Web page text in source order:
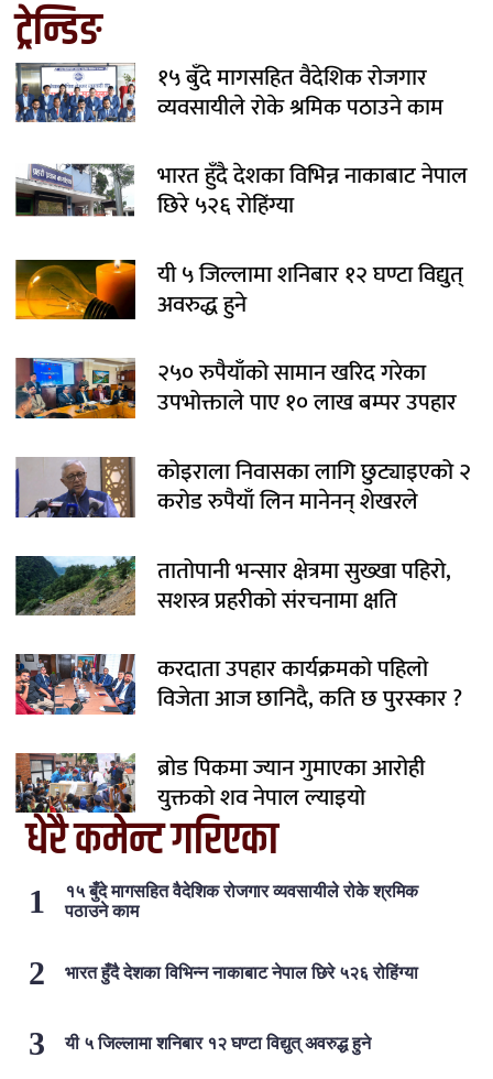
ट्रेन्डिङ
१५ बुँदे मागसहित वैदेशिक रोजगार
व्यवसायीले रोके श्रमिक पठाउने काम
भारत हुँदै देशका विभिन्न नाकाबाट नेपाल
छिरे ५२६ रोहिंग्या
यी ५ जिल्लामा शनिबार १२ घण्टा विद्युत्
अवरुद्ध हुने
२५० रुपैयाँको सामान खरिद गरेका
उपभोक्ताले पाए १० लाख बम्पर उपहार
कोइराला निवासका लागि छुट्याइएको २
करोड रुपैयाँ लिन मानेनन् शेखरले
तातोपानी भन्सार क्षेत्रमा सुख्खा पहिरो,
सशस्त्र प्रहरीको संरचनामा क्षति
करदाता उपहार कार्यक्रमको पहिलो
विजेता आज छानिदै, कति छ पुरस्कार ?
ब्रोड पिकमा ज्यान गुमाएका आरोही
युक्तको शव नेपाल ल्याइयो
धेरै कमेन्ट गरिएका
१५ बुँदे मागसहित वैदेशिक रोजगार व्यवसायीले रोके श्रमिक
पठाउने काम
भारत हुँदै देशका विभिन्न नाकाबाट नेपाल छिरे ५२६ रोहिंग्या
यी ५ जिल्लामा शनिबार १२ घण्टा विद्युत् अवरुद्ध हुने